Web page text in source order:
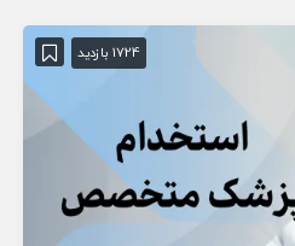
1724 بازدید